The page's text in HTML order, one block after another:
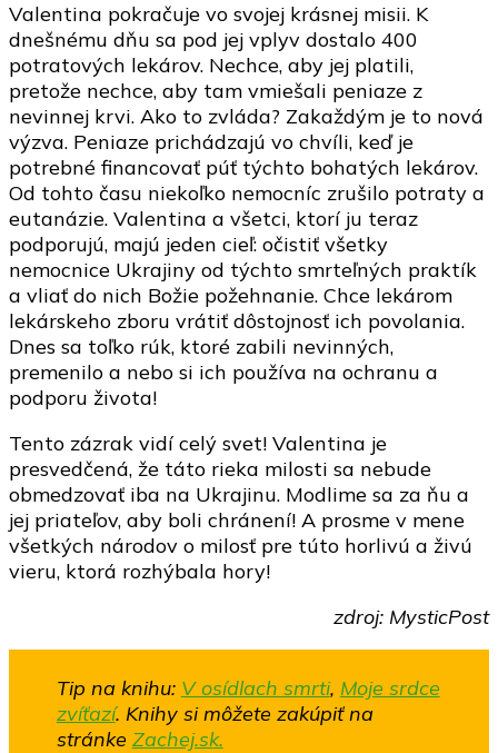
Valentina pokračuje vo svojej krásnej misii. K
dnešnému dňu sa pod jej vplyv dostalo 400
potratových lekárov. Nechce, aby jej platili,
pretože nechce, aby tam vmiešali peniaze z
nevinnej krvi. Ako to zvláda? Zakaždým je to nová
výzva. Peniaze prichádzajú vo chvíli, keď je
potrebné financovať púť týchto bohatých lekárov.
Od tohto času niekoľko nemocníc zrušilo potraty a
eutanázie. Valentina a všetci, ktorí ju teraz
podporujú, majú jeden cieľ: očistiť všetky
nemocnice Ukrajiny od týchto smrteľných praktík
a vliať do nich Božie požehnanie. Chce lekárom
lekárskeho zboru vrátiť dôstojnosť ich povolania.
Dnes sa toľko rúk, ktoré zabili nevinných,
premenilo a nebo si ich používa na ochranu a
podporu života!
Tento zázrak vidí celý svet! Valentina je
presvedčená, že táto rieka milosti sa nebude
obmedzovať iba na Ukrajinu. Modlime sa za ňu a
jej priateľov, aby boli chránení! A prosme v mene
všetkých národov o milosť pre túto horlivú a živú
vieru, ktorá rozhýbala hory!
zdroj: MysticPost
Tip na knihu: V osídlach smrti, Moje srdce
zvíťazí. Knihy si môžete zakúpiť na
stránke Zachej.sk.